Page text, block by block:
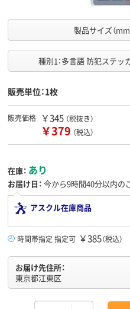
製品サイズ（
種別1：多言語 防犯ステッ
販売単位：1枚
販売価格 ￥345 （税抜き）
￥379 （税込）
在庫： あり
お届け日： 今から9時間40分以内の
アスクル在庫商品
時間帯指定 指定可 ￥385（税込）
お届け先住所：
東京都江東区